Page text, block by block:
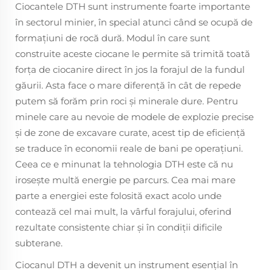
Ciocantele DTH sunt instrumente foarte importante
în sectorul minier, în special atunci când se ocupă de
formațiuni de rocă dură. Modul în care sunt
construite aceste ciocane le permite să trimită toată
forţa de ciocanire direct în jos la forajul de la fundul
găurii. Asta face o mare diferenţă în cât de repede
putem să forăm prin roci şi minerale dure. Pentru
minele care au nevoie de modele de explozie precise
şi de zone de excavare curate, acest tip de eficienţă
se traduce în economii reale de bani pe operaţiuni.
Ceea ce e minunat la tehnologia DTH este că nu
iroseşte multă energie pe parcurs. Cea mai mare
parte a energiei este folosită exact acolo unde
contează cel mai mult, la vârful forajului, oferind
rezultate consistente chiar şi în condiţii dificile
subterane.
Ciocanul DTH a devenit un instrument esențial în